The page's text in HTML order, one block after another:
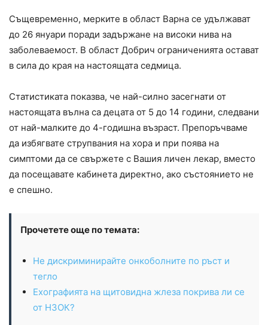
Същевременно, мерките в област Варна се удължават
до 26 януари поради задържане на високи нива на
заболеваемост. В област Добрич ограниченията остават
в сила до края на настоящата седмица.
Статистиката показва, че най-силно засегнати от
настоящата вълна са децата от 5 до 14 години, следвани
от най-малките до 4-годишна възраст. Препоръчваме
да избягвате струпвания на хора и при поява на
симптоми да се свържете с Вашия личен лекар, вместо
да посещавате кабинета директно, ако състоянието не
е спешно.
Прочетете още по темата:
Не дискриминирайте онкоболните по ръст и
тегло
Ехографията на щитовидна жлеза покрива ли се
от НЗОК?